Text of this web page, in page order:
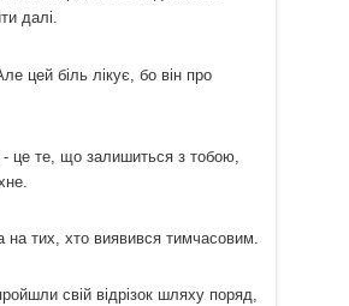
далі.
цей біль лікує, бо він про
це те, що залишиться з тобою,
на тих, хто виявився тимчасовим.
свій відрізок шляху поряд,